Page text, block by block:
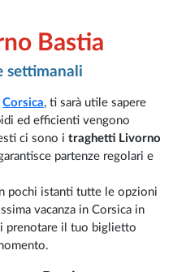
Bastia
settimanali
Corsica, ti sarà utile sapere
ed efficienti vengono
ci sono i traghetti Livorno
partenze regolari e
pochi istanti tutte le opzioni
vacanza in Corsica in
prenotare il tuo biglietto